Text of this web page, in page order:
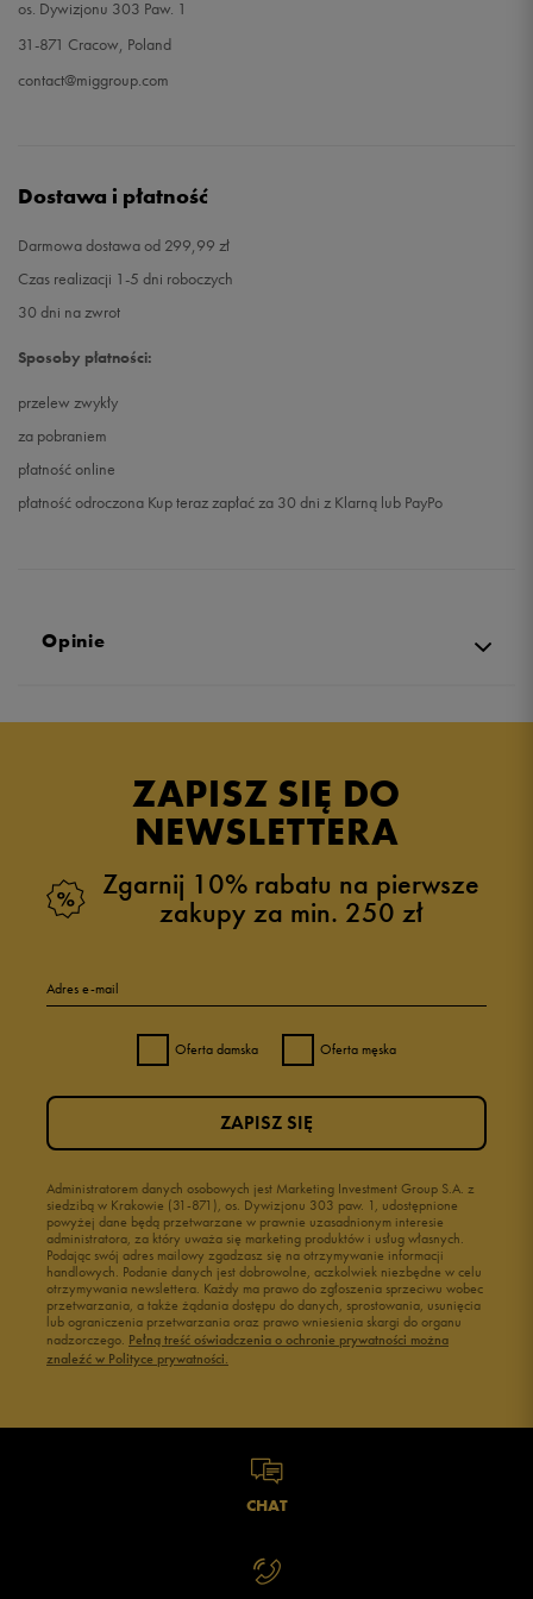
os. Dywizjonu 303 Paw. 1
31-871 Cracow, Poland
contact@miggroup.com
Dostawa i płatność
Darmowa dostawa od 299,99 zł
Czas realizacji 1-5 dni roboczych
30 dni na zwrot
Sposoby płatności:
przelew zwykły
za pobraniem
płatność online
płatność odroczona Kup teraz zapłać za 30 dni z Klarną lub PayPo
Opinie
ZAPISZ SIĘ DO
NEWSLETTERA
Zgarnij 10% rabatu na pierwsze
zakupy za min. 250 zł
Adres e-mail
Oferta damska Oferta męska
Administratorem danych osobowych jest Marketing Investment Group S.A. z
siedzibą w Krakowie (31-871), os. Dywizjonu 303 paw. 1, udostępnione
powyżej dane będą przetwarzane w prawnie uzasadnionym interesie
administratora, za który uważa się marketing produktów i usług własnych.
Podając swój adres mailowy zgadzasz się na otrzymywanie informacji
handlowych. Podanie danych jest dobrowolne, aczkolwiek niezbędne w celu
otrzymywania newslettera. Każdy ma prawo do zgłoszenia sprzeciwu wobec
przetwarzania, a także żądania dostępu do danych, sprostowania, usunięcia
lub ograniczenia przetwarzania oraz prawo wniesienia skargi do organu
nadzorczego. Pełną treść oświadczenia o ochronie prywatności można
znaleźć w Polityce prywatności.
ZAPISZ SIĘ
CHAT